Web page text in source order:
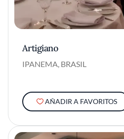
Artigiano
IPANEMA, BRASIL
AÑADIR A FAVORITOS